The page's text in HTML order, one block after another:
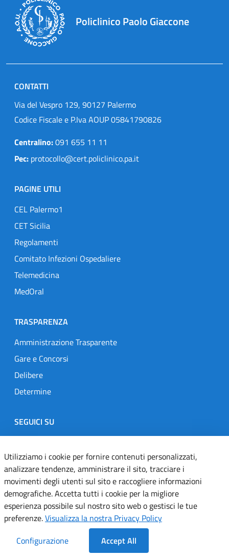
Policlinico Paolo Giaccone
CONTATTI
Via del Vespro 129, 90127 Palermo
Codice Fiscale e P.Iva AOUP 05841790826
Centralino:091 655 11 11
Pec: protocollo@cert.policlinico.pa.it
PAGINE UTILI
CEL Palermo1
CET Sicilia
Regolamenti
Comitato Infezioni Ospedaliere
Telemedicina
MedOral
TRASPARENZA
Amministrazione Trasparente
Gare e Concorsi
Delibere
Determine
SEGUICI SU
Designers Italia
TwitterInstagramYoutubeLinkedin
Dichiarazione di accessibilità
Informativa cookie
Utilizziamo i cookie per fornire contenuti personalizzati,
analizzare tendenze, amministrare il sito, tracciare i
movimenti degli utenti sul sito e raccogliere informazioni
demografiche. Accetta tutti i cookie per la migliore
esperienza possibile sul nostro sito web o gestisci le tue
preferenze.Visualizza la nostra Privacy Policy
Configurazione
Accept All